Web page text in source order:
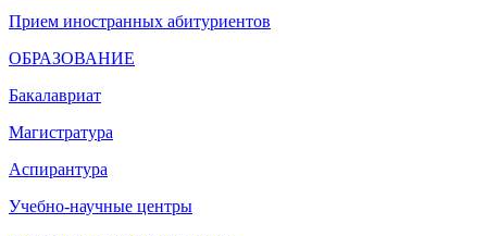
Прием иностранных абитуриентов
ОБРАЗОВАНИЕ
Бакалавриат
Магистратура
Аспирантура
Учебно-научные центры